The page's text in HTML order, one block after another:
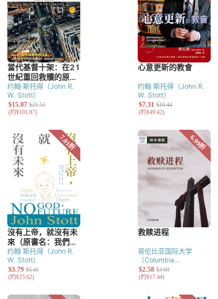
约翰·斯托得（John R.
W. Stott）
约翰·斯托得（John R.
W. Stott）
约翰·斯托得（John R.
W. Stott）
哥伦比亚国际大学
（Columbia
International
University）